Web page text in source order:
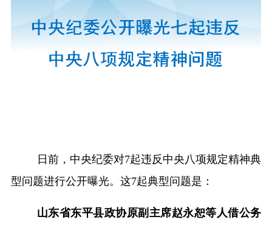
廉政聚焦
日前，中央纪委对7起违反中央八项规定精神典
型问题进行公开曝光。这7起典型问题是：
山东省东平县政协原副主席赵永恕等人借公务